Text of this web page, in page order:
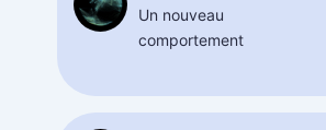
Un nouveau
comportement